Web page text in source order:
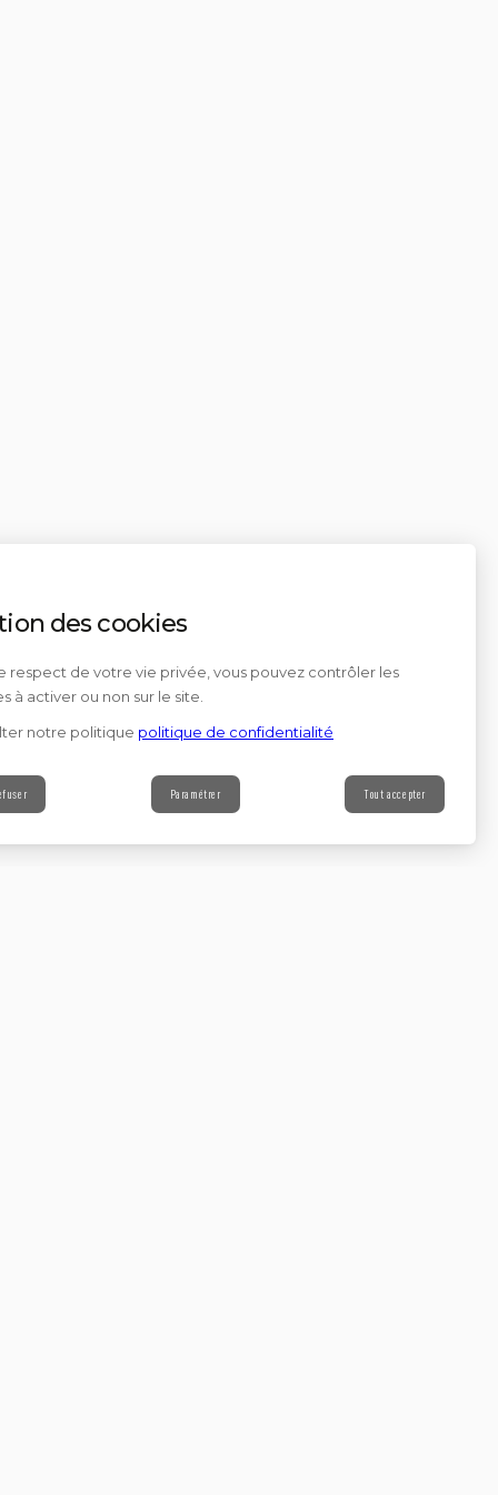
Contact
des cookies
respect de votre vie privée, vous pouvez contrôler les
à activer ou non sur le site.
notre politique politique de confidentialité
Paramétrer Tout accepter